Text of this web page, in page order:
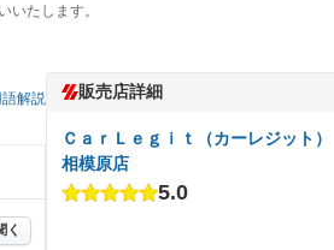
いたします。
語解説
く
販売店詳細
ＣａｒＬｅｇｉｔ（カーレジット）
相模原店
5.0